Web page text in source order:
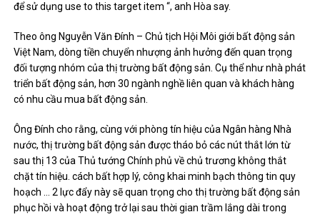
để sử dụng use to this target item “, anh Hòa say.
Theo ông Nguyễn Văn Đính – Chủ tịch Hội Môi giới bất động sản
Việt Nam, dòng tiền chuyển nhượng ảnh hưởng đến quan trọng
đối tượng nhóm của thị trường bất động sản. Cụ thể như nhà phát
triển bất động sản, hơn 30 ngành nghề liên quan và khách hàng
có nhu cầu mua bất động sản.
Ông Đính cho rằng, cùng với phòng tín hiệu của Ngân hàng Nhà
nước, thị trường bất động sản được tháo bỏ các nút thắt lớn từ
sau thị 13 của Thủ tướng Chính phủ về chủ trương không thắt
chặt tín hiệu. cách bất hợp lý, công khai minh bạch thông tin quy
hoạch … 2 lực đẩy này sẽ quan trọng cho thị trường bất động sản
phục hồi và hoạt động trở lại sau thời gian trầm lắng dài trong